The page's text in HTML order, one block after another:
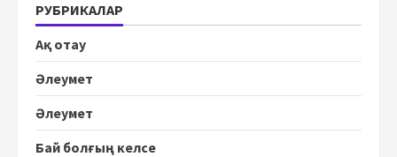
РУБРИКАЛАР
Ақ отау
Әлеумет
Әлеумет
Бай болғың келсе